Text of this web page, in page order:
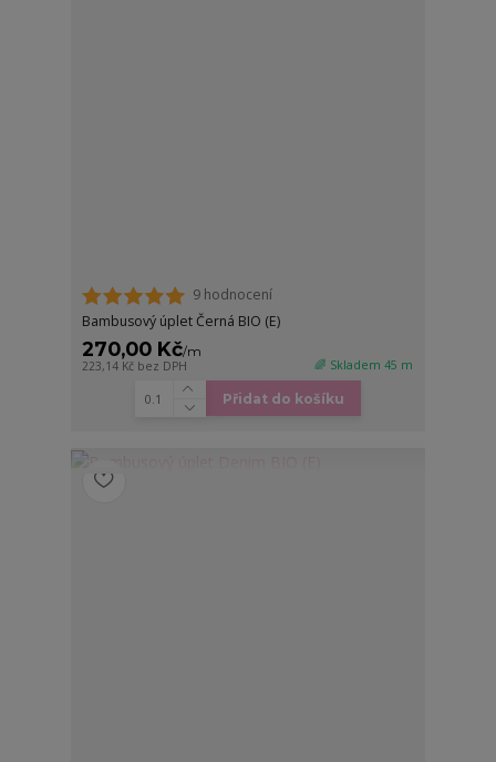
9 hodnocení
Bambusový úplet Černá BIO (E)
270,00 Kč/m
223,14 Kč bez DPH 🌈 Skladem 45 m
Přidat do košíku